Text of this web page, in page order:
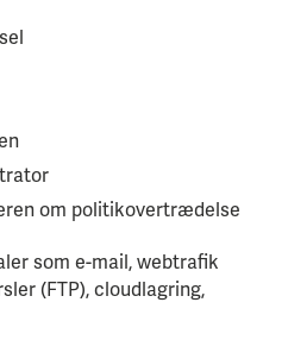
om politikovertrædelse
som e-mail, webtrafik
(FTP), cloudlagring,